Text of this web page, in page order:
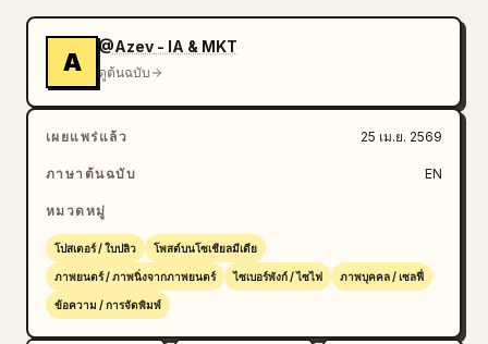
A
@Azev - IA & MKT
ดูต้นฉบับ
เผยแพร่แล้ว 25 เม.ย. 2569
ภาษาต้นฉบับ EN
หมวดหมู่
โปสเตอร์ / ใบปลิว โพสต์บนโซเชียลมีเดีย
ภาพยนตร์ / ภาพนิ่งจากภาพยนตร์ ไซเบอร์พังก์ / ไซไฟ ภาพบุคคล / เซลฟี่
ข้อความ / การจัดพิมพ์